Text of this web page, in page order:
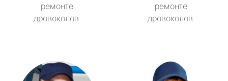
ремонте
дровоколов.
ремонте
дровоколов.